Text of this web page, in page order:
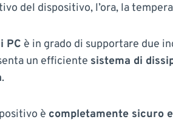
del dispositivo, l’ora, la
PC è in grado di supportare due
un efficiente sistema di
.
è completamente sicuro